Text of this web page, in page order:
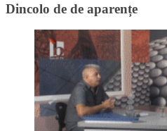
Dincolo de de aparențe